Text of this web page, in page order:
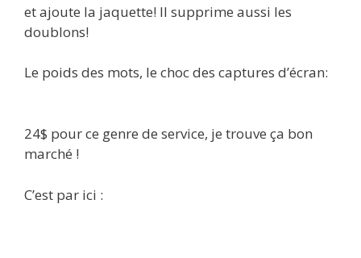
et ajoute la jaquette! Il supprime aussi les
doublons!
Le poids des mots, le choc des captures d’écran:
24$ pour ce genre de service, je trouve ça bon
marché !
C’est par ici :